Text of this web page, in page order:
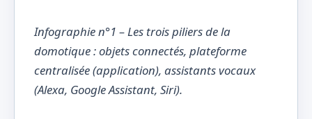
Infographie n°1 – Les trois piliers de la
domotique : objets connectés, plateforme
centralisée (application), assistants vocaux
(Alexa, Google Assistant, Siri).